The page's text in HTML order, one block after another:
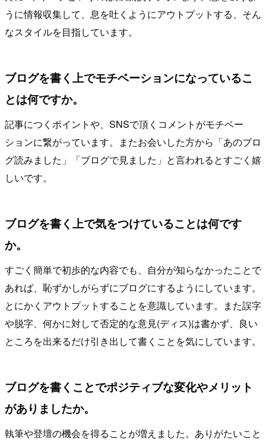
うに情報収集して、息を吐くようにアウトプットする、そん
なスタイルを目指しています。
ブログを書く上でモチベーションになっているこ
とは何ですか。
記事につくポイントや、SNSで頂くコメントがモチベー
ションに繋がっています。またお会いした方から「あのブロ
グ読みました」「ブログで見ました」と言われるとすごく嬉
しいです。
ブログを書く上で気をつけていることは何です
か。
すごく簡単で初歩的な内容でも、自分が知らなかったことで
あれば、恥ずかしがらずにブログにするようにしています。
とにかくアウトプットすることを意識しています。また誤字
や脱字、何かに対して否定的な意見(ディス)は書かず、良い
ところを出来るだけ引き出して書くことを気にしています。
ブログを書くことでポジティブな変化やメリット
がありましたか。
執筆や登壇の機会を得ることが増えました。ありがたいこと